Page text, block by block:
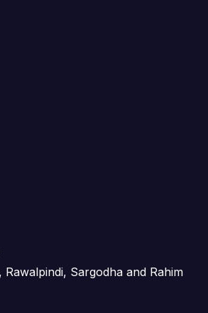
Sargodha and Rahim